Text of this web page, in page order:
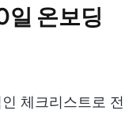
온보딩
체크리스트로 전